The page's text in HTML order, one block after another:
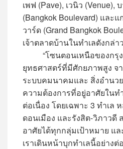
เพฟ (Pave), เวนิว (Venue),
(Bangkok Boulevard) และ
วาร์ด (Grand Bangkok
เจ้าตลาดบ้านในทำเลดังกล่าว
“โซนตอนเหนือของกรุง
ยุทธศาสตร์ที่มีศักยภาพสูง จ
ระบบคมนาคมและ สิ่งอำน
ความต้องการที่อยู่อาศัยในท
ต่อเนื่อง โดยเฉพาะ 3 ทำเล
ดอนเมือง และรังสิต-วิภาวดี
อาศัยได้ทุกกลุ่มเป้าหมาย แ
เราเดินหน้าบุกทำเลนี้อย่างต่